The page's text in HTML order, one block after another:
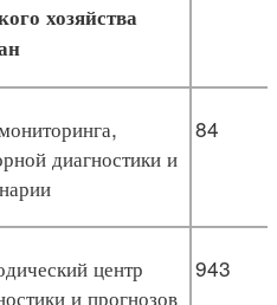
хозяйства
диагностики и
84
центр
и прогнозов
943